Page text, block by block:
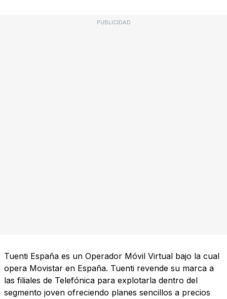
PUBLICIDAD
Tuenti España es un Operador Móvil Virtual bajo la cual
opera Movistar en España. Tuenti revende su marca a
las filiales de Telefónica para explotarla dentro del
segmento joven ofreciendo planes sencillos a precios